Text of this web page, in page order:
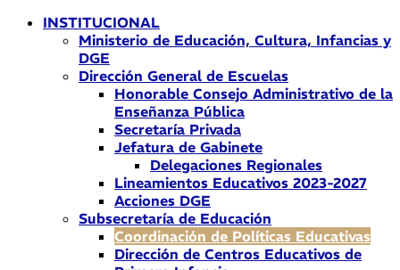
INSTITUCIONAL
Ministerio de Educación, Cultura, Infancias y
DGE
Dirección General de Escuelas
Honorable Consejo Administrativo de la
Enseñanza Pública
Secretaría Privada
Jefatura de Gabinete
Delegaciones Regionales
Lineamientos Educativos 2023-2027
Acciones DGE
Subsecretaría de Educación
Coordinación de Políticas Educativas
Dirección de Centros Educativos de